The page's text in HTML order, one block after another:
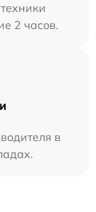
2 часов.
в